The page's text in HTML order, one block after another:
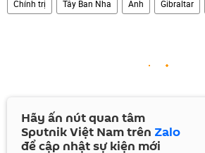
Chính trị Tây Ban Nha Anh Gibraltar
Hãy ấn nút quan tâm
Sputnik Việt Nam trên Zalo
để cập nhật sự kiện mới